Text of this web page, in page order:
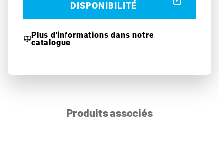
DISPONIBILITÉ
Plus d'informations dans notre
catalogue
Produits associés